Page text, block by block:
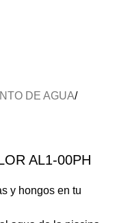
DE AGUA
AL1-00PH
y hongos en tu